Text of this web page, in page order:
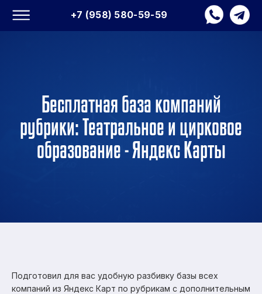
+7 (958) 580-59-59
Бесплатная база компаний
рубрики: Театральное и цирковое
образование - Яндекс Карты
Подготовил для вас удобную разбивку базы всех
компаний из Яндекс Карт по рубрикам с дополнительным